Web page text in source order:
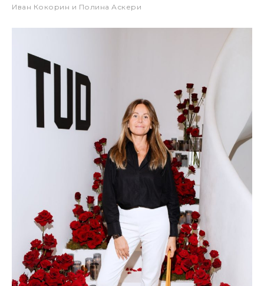
Иван Кокорин и Полина Аскери